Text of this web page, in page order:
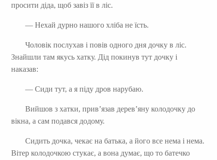
просити діда, щоб завіз її в ліс.
— Нехай дурно нашого хліба не їсть.
Чоловік послухав і повів одного дня дочку в ліс.
Знайшли там якусь хатку. Дід покинув тут дочку і
наказав:
— Сиди тут, а я піду дров нарубаю.
Вийшов з хатки, прив’язав дерев’яну колодочку до
вікна, а сам подався додому.
Сидить дочка, чекає на батька, а його все нема і нема.
Вітер колодочкою стукає, а вона думає, що то батечко